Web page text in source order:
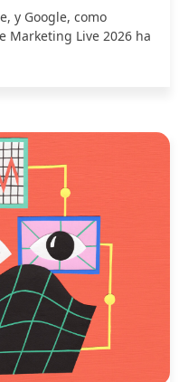
y Google, como
Marketing Live 2026 ha